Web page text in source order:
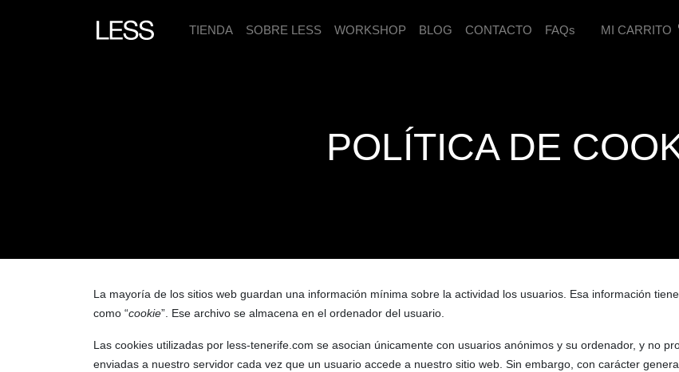
TIENDA SOBRE LESS WORKSHOP BLOG CONTACTO FAQs MI CARRITO
POLÍTICA DE
La mayoría de los sitios web guardan una información mínima sobre la actividad los usuarios. Esa información
como “cookie”. Ese archivo se almacena en el ordenador del usuario.
Las cookies utilizadas por less-tenerife.com se asocian únicamente con usuarios anónimos y su ordenador, y no
enviadas a nuestro servidor cada vez que un usuario accede a nuestro sitio web. Sin embargo, con carácter